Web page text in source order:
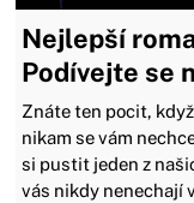
Nejlepší
Podívejte se
Znáte ten pocit,
nikam se vám
si pustit jeden z
vás nikdy nenechají